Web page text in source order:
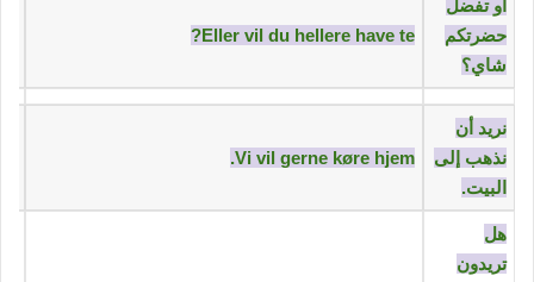
‫أو تفضل
حضرتكم
شاي؟‬
Eller vil du hellere have te?
‫نريد أن
نذهب إلى
البيت.‬
Vi vil gerne køre hjem.
‫هل
تريدون